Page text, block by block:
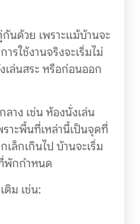
นด้วย เพราะแม้บ้านจะ
ใช้งานจริงจะเริ่มไม่
เล่นสระ หรือก่อนออก
าง เช่น ห้องนั่งเล่น
าะพื้นที่เหล่านี้เป็นจุดที่
ล็กเกินไป บ้านจะเริ่ม
พักกำหนด
ติม เช่น: